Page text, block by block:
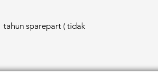
tahun sparepart ( tidak